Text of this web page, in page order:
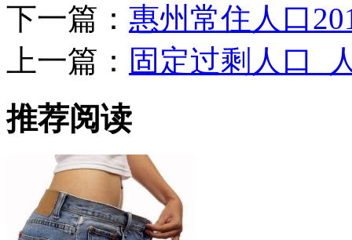
下一篇： 惠州常住人口
上一篇： 固定过剩人口_
推荐阅读